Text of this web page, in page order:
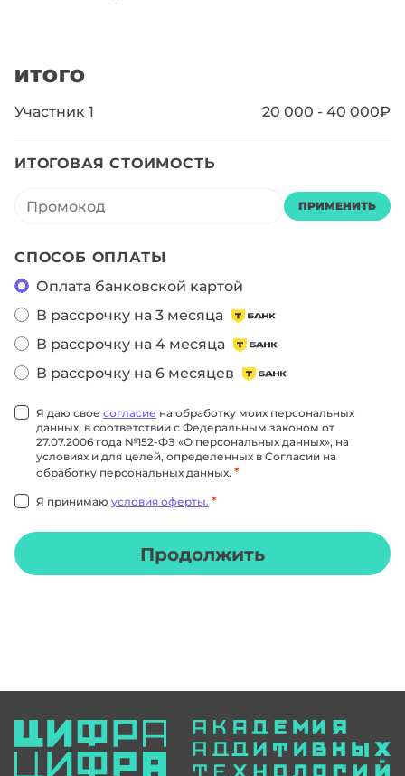
ИТОГО
Участник 1 20 000 - 40 000₽
ИТОГОВАЯ СТОИМОСТЬ
ПРИМЕНИТЬ
СПОСОБ ОПЛАТЫ
Оплата банковской картой
В рассрочку на 3 месяца
В рассрочку на 4 месяца
В рассрочку на 6 месяцев
Я даю свое согласие на обработку моих персональных
данных, в соответствии с Федеральным законом от
27.07.2006 года №152-ФЗ «О персональных данных», на
условиях и для целей, определенных в Согласии на
обработку персональных данных. *
Я принимаю условия оферты. *
Продолжить